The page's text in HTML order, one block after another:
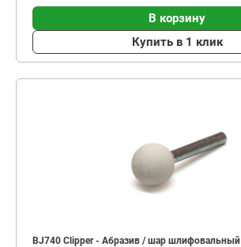
В корзину
Купить в 1 клик
BJ740 Clipper - Абразив / шар шлифовальный